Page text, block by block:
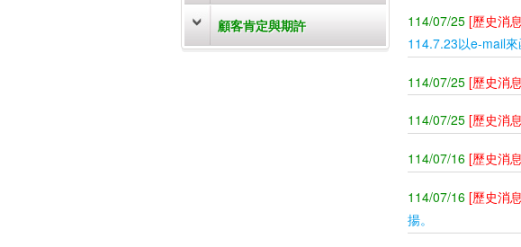
顧客肯定與期許 114/07/25 [歷史消
114.7.23以e-mail
114/07/25 [歷史消
114/07/25 [歷史消
114/07/16 [歷史消
114/07/16 [歷史消
揚。